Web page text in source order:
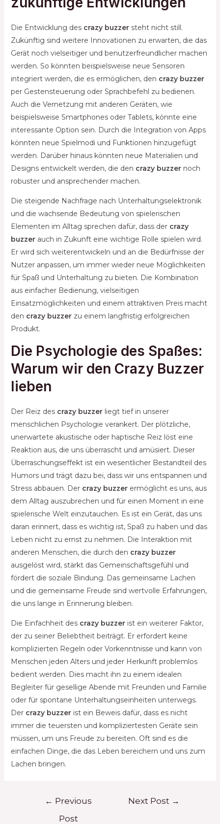
Die Entwicklung des crazy buzzersteht nicht still.
Zukünftig sind weitere Innovationen zu erwarten, die das
Gerät noch vielseitiger und benutzerfreundlicher machen
werden. So könnten beispielsweise neue Sensoren
integriert werden, die es ermöglichen, den crazy buzzer
per Gestensteuerung oder Sprachbefehl zu bedienen.
Auch die Vernetzung mit anderen Geräten, wie
beispielsweise Smartphones oder Tablets, könnte eine
interessante Option sein. Durch die Integration von Apps
könnten neue Spielmodi und Funktionen hinzugefügt
werden. Darüber hinaus könnten neue Materialien und
Designs entwickelt werden, die den crazy buzzernoch
robuster und ansprechender machen.
Die steigende Nachfrage nach Unterhaltungselektronik
und die wachsende Bedeutung von spielerischen
Elementen im Alltag sprechen dafür, dass der crazy
buzzerauch in Zukunft eine wichtige Rolle spielen wird.
Er wird sich weiterentwickeln und an die Bedürfnisse der
Nutzer anpassen, um immer wieder neue Möglichkeiten
für Spaß und Unterhaltung zu bieten. Die Kombination
aus einfacher Bedienung, vielseitigen
Einsatzmöglichkeiten und einem attraktiven Preis macht
den crazy buzzerzu einem langfristig erfolgreichen
Produkt.
Die Psychologie des Spaßes:
Warum wir den Crazy Buzzer
lieben
Der Reiz des crazy buzzerliegt tief in unserer
menschlichen Psychologie verankert. Der plötzliche,
unerwartete akustische oder haptische Reiz löst eine
Reaktion aus, die uns überrascht und amüsiert. Dieser
Überraschungseffekt ist ein wesentlicher Bestandteil des
Humors und trägt dazu bei, dass wir uns entspannen und
Stress abbauen. Der crazy buzzerermöglicht es uns, aus
dem Alltag auszubrechen und für einen Moment in eine
spielerische Welt einzutauchen. Es ist ein Gerät, das uns
daran erinnert, dass es wichtig ist, Spaß zu haben und das
Leben nicht zu ernst zu nehmen. Die Interaktion mit
anderen Menschen, die durch den crazy buzzer
ausgelöst wird, stärkt das Gemeinschaftsgefühl und
fördert die soziale Bindung. Das gemeinsame Lachen
und die gemeinsame Freude sind wertvolle Erfahrungen,
die uns lange in Erinnerung bleiben.
Die Einfachheit des crazy buzzerist ein weiterer Faktor,
der zu seiner Beliebtheit beiträgt. Er erfordert keine
komplizierten Regeln oder Vorkenntnisse und kann von
Menschen jeden Alters und jeder Herkunft problemlos
bedient werden. Dies macht ihn zu einem idealen
Begleiter für gesellige Abende mit Freunden und Familie
oder für spontane Unterhaltungseinheiten unterwegs.
Der crazy buzzerist ein Beweis dafür, dass es nicht
immer die teuersten und kompliziertesten Geräte sein
müssen, um uns Freude zu bereiten. Oft sind es die
einfachen Dinge, die das Leben bereichern und uns zum
Lachen bringen.
← Previous
Post
Next Post →